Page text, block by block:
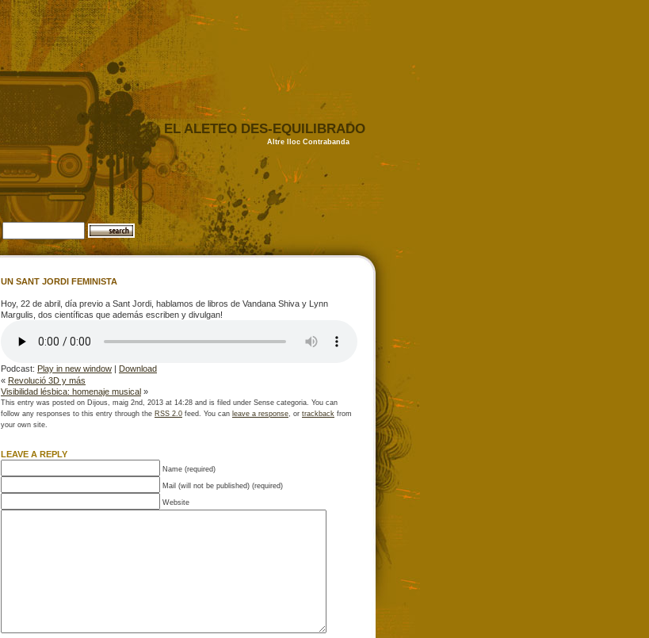
EL ALETEO DES-EQUILIBRADO
Altre lloc Contrabanda
UN SANT JORDI FEMINISTA
Hoy, 22 de abril, día previo a Sant Jordi, hablamos de libros de Vandana Shiva y Lynn
Margulis, dos científicas que además escriben y divulgan!
Podcast: Play in new window | Download
« Revolució 3D y más
Visibilidad lésbica: homenaje musical »
This entry was posted on Dijous, maig 2nd, 2013 at 14:28 and is filed under Sense categoria. You can
follow any responses to this entry through the RSS 2.0 feed. You can leave a response, or trackback from
your own site.
LEAVE A REPLY
Name (required)
Mail (will not be published) (required)
Website